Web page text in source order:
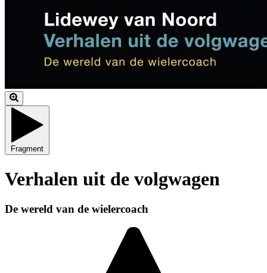
Fragment
Verhalen uit de volgwagen
De wereld van de wielercoach